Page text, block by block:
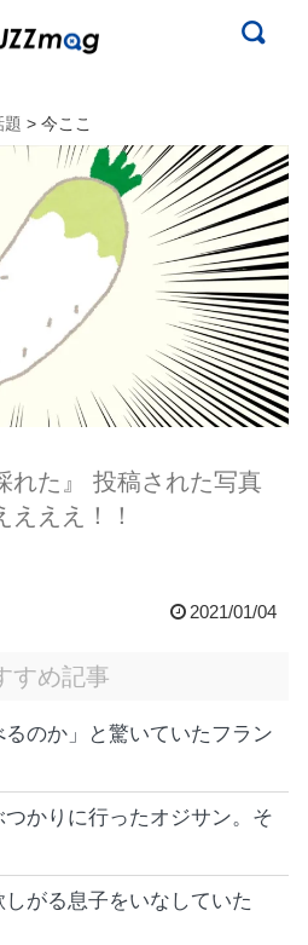
題 > 今ここ
れた』 投稿された写真
ええ！！
2021/01/04
すめ記事
のか」と驚いていたフラン
かりに行ったオジサン。そ
がる息子をいなしていた